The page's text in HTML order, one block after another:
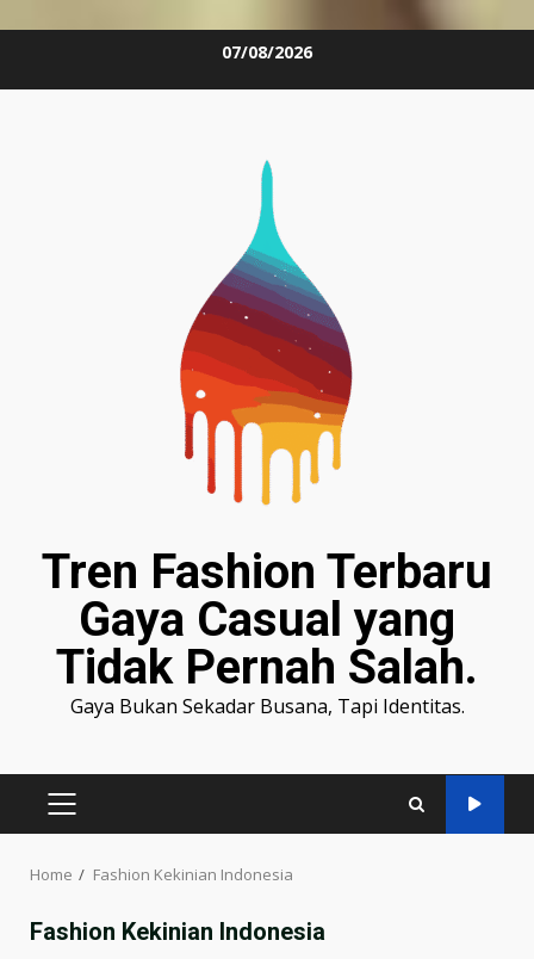
07/08/2026
Tren Fashion Terbaru
Gaya Casual yang
Tidak Pernah Salah.
Gaya Bukan Sekadar Busana, Tapi Identitas.
PRIMARY
Home Fashion Kekinian Indonesia
Fashion Kekinian Indonesia